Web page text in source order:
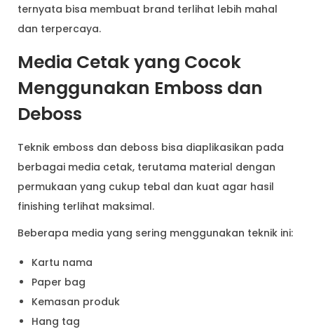
ternyata bisa membuat brand terlihat lebih mahal
dan terpercaya.
Media Cetak yang Cocok
Menggunakan Emboss dan
Deboss
Teknik emboss dan deboss bisa diaplikasikan pada
berbagai media cetak, terutama material dengan
permukaan yang cukup tebal dan kuat agar hasil
finishing terlihat maksimal.
Beberapa media yang sering menggunakan teknik ini:
Kartu nama
Paper bag
Kemasan produk
Hang tag